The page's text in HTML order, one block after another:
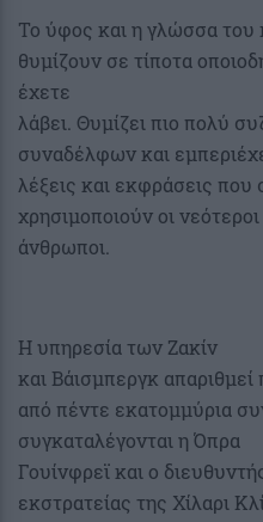
Το ύφος και η γλώσσα
θυμίζουν σε τίποτα
έχετε
λάβει. Θυμίζει πιο πολύ
συναδέλφων και
λέξεις και εκφράσεις που
χρησιμοποιούν οι
άνθρωποι.
Η υπηρεσία των Ζακίν
και Βάισμπεργκ
από πέντε εκατομμύρια
συγκαταλέγονται η Όπρα
Γουίνφρεϊ και ο
εκστρατείας της Χίλαρι